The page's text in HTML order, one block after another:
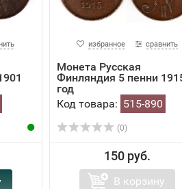
избранное сравнить
Монета Русская
Финляндия 5 пенни
год
Код товара: 515-890
(0)
150 руб.
В корзину